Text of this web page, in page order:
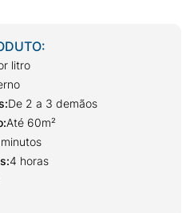
litro
:De 2 a 3 demãos
:Até 60m²
:4 horas